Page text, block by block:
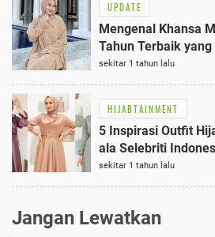
UPDATE
Mengenal Khansa
Tahun Terbaik
Azmi
sekitar 1 tahun lalu
HIJABTAINMENT
5 Inspirasi Outfit
ala Selebriti
Anggun dan Stylish
sekitar 1 tahun lalu
Jangan Lewatkan